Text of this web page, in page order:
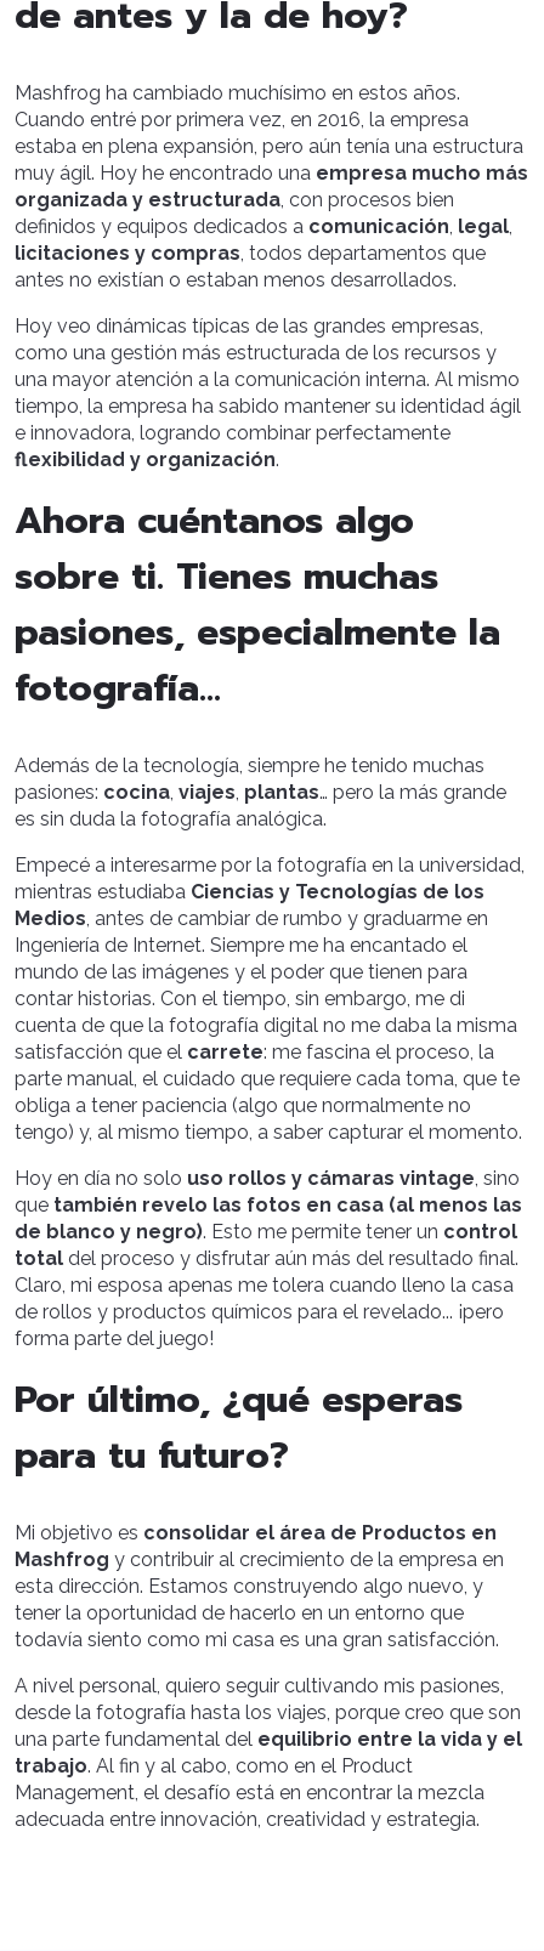
de antes y la de hoy?
Mashfrog ha cambiado muchísimo en estos años.
Cuando entré por primera vez, en 2016, la empresa
estaba en plena expansión, pero aún tenía una estructura
muy ágil. Hoy he encontrado una empresa mucho más
organizada y estructurada, con procesos bien
definidos y equipos dedicados a comunicación, legal,
licitaciones y compras, todos departamentos que
antes no existían o estaban menos desarrollados.
Hoy veo dinámicas típicas de las grandes empresas,
como una gestión más estructurada de los recursos y
una mayor atención a la comunicación interna. Al mismo
tiempo, la empresa ha sabido mantener su identidad ágil
e innovadora, logrando combinar perfectamente
flexibilidad y organización.
Ahora cuéntanos algo
sobre ti. Tienes muchas
pasiones, especialmente la
fotografía...
Además de la tecnología, siempre he tenido muchas
pasiones: cocina, viajes, plantas… pero la más grande
es sin duda la fotografía analógica.
Empecé a interesarme por la fotografía en la universidad,
mientras estudiaba Ciencias y Tecnologías de los
Medios, antes de cambiar de rumbo y graduarme en
Ingeniería de Internet. Siempre me ha encantado el
mundo de las imágenes y el poder que tienen para
contar historias. Con el tiempo, sin embargo, me di
cuenta de que la fotografía digital no me daba la misma
satisfacción que el carrete: me fascina el proceso, la
parte manual, el cuidado que requiere cada toma, que te
obliga a tener paciencia (algo que normalmente no
tengo) y, al mismo tiempo, a saber capturar el momento.
Hoy en día no solo uso rollos y cámaras vintage, sino
que también revelo las fotos en casa (al menos las
de blanco y negro). Esto me permite tener un control
total del proceso y disfrutar aún más del resultado final.
Claro, mi esposa apenas me tolera cuando lleno la casa
de rollos y productos químicos para el revelado... ¡pero
forma parte del juego!
Por último, ¿qué esperas
para tu futuro?
Mi objetivo es consolidar el área de Productos en
Mashfrog y contribuir al crecimiento de la empresa en
esta dirección. Estamos construyendo algo nuevo, y
tener la oportunidad de hacerlo en un entorno que
todavía siento como mi casa es una gran satisfacción.
A nivel personal, quiero seguir cultivando mis pasiones,
desde la fotografía hasta los viajes, porque creo que son
una parte fundamental del equilibrio entre la vida y el
trabajo. Al fin y al cabo, como en el Product
Management, el desafío está en encontrar la mezcla
adecuada entre innovación, creatividad y estrategia.